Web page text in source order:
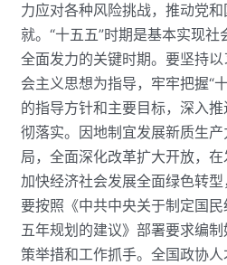
力应对各种风险挑战，推动党
就。“十五五”时期是基本实现社
全面发力的关键时期。要坚持
会主义思想为指导，牢牢把握“
的指导方针和主要目标，深入
彻落实。因地制宜发展新质生
局，全面深化改革扩大开放，在
加快经济社会发展全面绿色转型
要按照《中共中央关于制定国
五年规划的建议》部署要求编
策举措和工作抓手。全国政协